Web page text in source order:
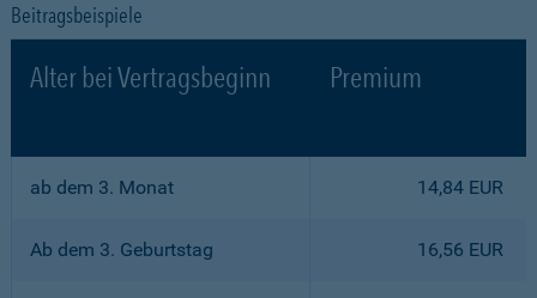
Beitragsbeispiele
Alter bei Vertragsbeginn Premium
ab dem 3. Monat 14,84 EUR
Ab dem 3. Geburtstag 16,56 EUR